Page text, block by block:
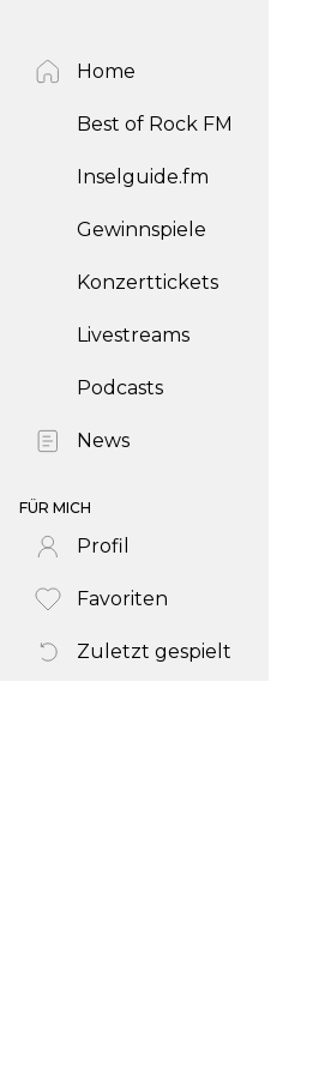
Home
Best of Rock FM
Inselguide.fm
Gewinnspiele
Konzerttickets
Livestreams
Podcasts
News
FÜR MICH
Profil
Favoriten
Zuletzt gespielt